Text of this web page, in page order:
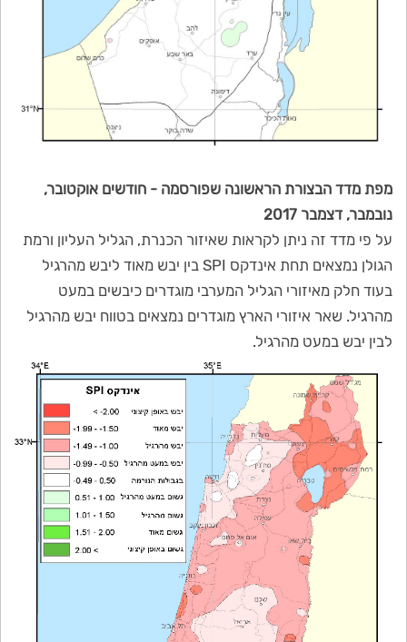
מפת מדד הבצורת הראשונה שפורסמה - חודשים אוקטובר,
נובמבר, דצמבר 2017
על פי מדד זה ניתן לקראות שאיזור הכנרת, הגליל העליון ורמת
הגולן נמצאים תחת אינדקס SPI בין יבש מאוד ליבש מהרגיל
בעוד חלק מאיזורי הגליל המערבי מוגדרים כיבשים במעט
מהרגיל. שאר איזורי הארץ מוגדרים נמצאים בטווח יבש מהרגיל
לבין יבש במעט מהרגיל.